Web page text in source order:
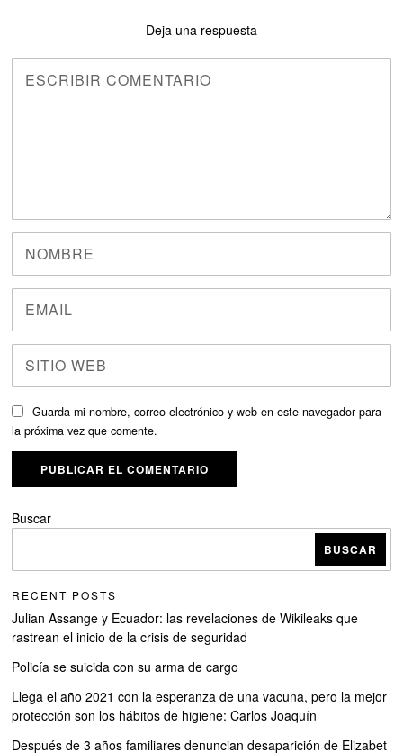
Deja una respuesta
Guarda mi nombre, correo electrónico y web en este navegador para
la próxima vez que comente.
Buscar
BUSCAR
RECENT POSTS
Julian Assange y Ecuador: las revelaciones de Wikileaks que
rastrean el inicio de la crisis de seguridad
Policía se suicida con su arma de cargo
Llega el año 2021 con la esperanza de una vacuna, pero la mejor
protección son los hábitos de higiene: Carlos Joaquín
Después de 3 años familiares denuncian desaparición de Elizabet